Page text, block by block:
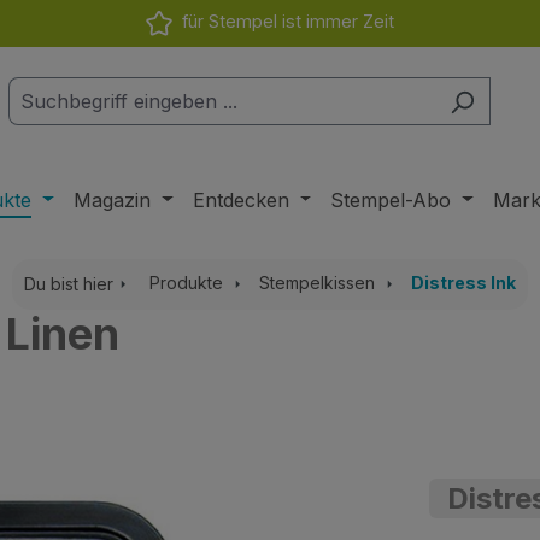
für Stempel ist immer Zeit
Magazin Entdecken Stempel-Abo
Du bist hier Produkte Stempelkissen Distress Ink